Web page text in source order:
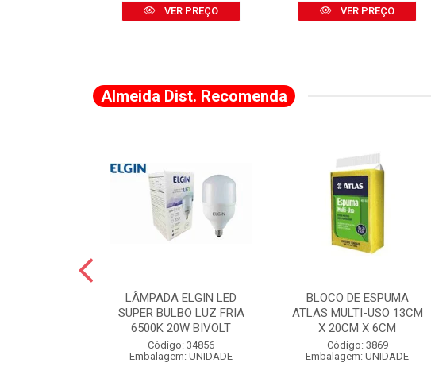
VER PREÇO VER PREÇO
Almeida Dist. Recomenda
LÂMPADA ELGIN LED
SUPER BULBO LUZ FRIA
6500K 20W BIVOLT
Código: 34856
Embalagem: UNIDADE
BLOCO DE ESPUMA
ATLAS MULTI-USO 13CM
X 20CM X 6CM
Código: 3869
Embalagem: UNIDADE